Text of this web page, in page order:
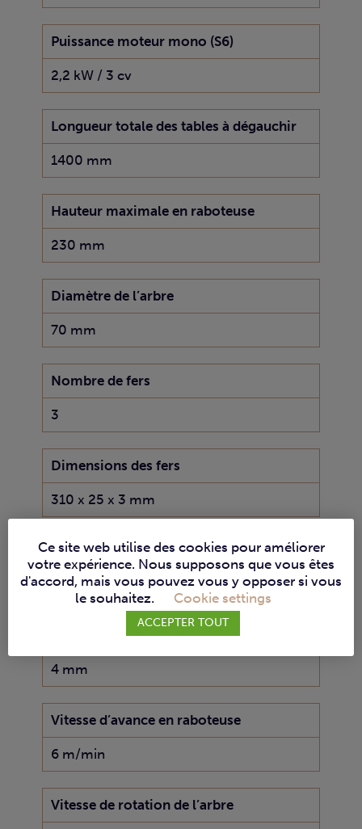
Puissance moteur mono (S6)
2,2 kW / 3 cv
Longueur totale des tables à dégauchir
1400 mm
Hauteur maximale en raboteuse
230 mm
Diamètre de l’arbre
70 mm
Nombre de fers
3
Dimensions des fers
310 x 25 x 3 mm
Largeur en dégauchisseuse/raboteuse
310 mm
Profondeur maximale de coupe
4 mm
Vitesse d’avance en raboteuse
6 m/min
Vitesse de rotation de l’arbre
Ce site web utilise des cookies pour améliorer
votre expérience. Nous supposons que vous êtes
d'accord, mais vous pouvez vous y opposer si vous
le souhaitez.
Cookie settings
ACCEPTER TOUT